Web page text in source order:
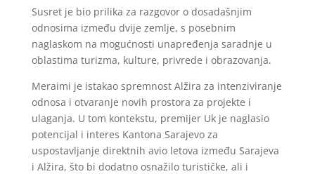
Susret je bio prilika za razgovor o dosadašnjim
odnosima između dvije zemlje, s posebnim
naglaskom na mogućnosti unapređenja saradnje u
oblastima turizma, kulture, privrede i obrazovanja.
Meraimi je istakao spremnost Alžira za intenziviranje
odnosa i otvaranje novih prostora za projekte i
ulaganja. U tom kontekstu, premijer Uk je naglasio
potencijal i interes Kantona Sarajevo za
uspostavljanje direktnih avio letova između Sarajeva
i Alžira, što bi dodatno osnažilo turističke, ali i